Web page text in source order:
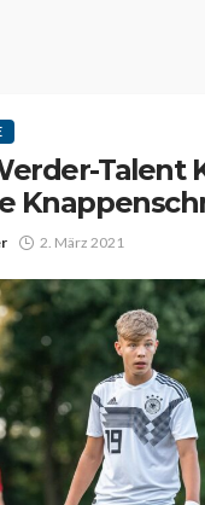
Talent
2. März 2021